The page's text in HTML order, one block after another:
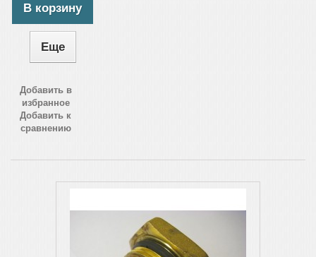
В корзину
Еще
Добавить в
избранное
Добавить к
сравнению